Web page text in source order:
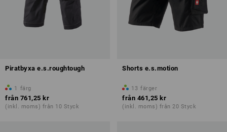
Piratbyxa e.s.roughtough
1 färg
från 761,25 kr
(inkl. moms) från 10 Styck
Shorts e.s.motion
13 färger
från 461,25 kr
(inkl. moms) från 20 Styck